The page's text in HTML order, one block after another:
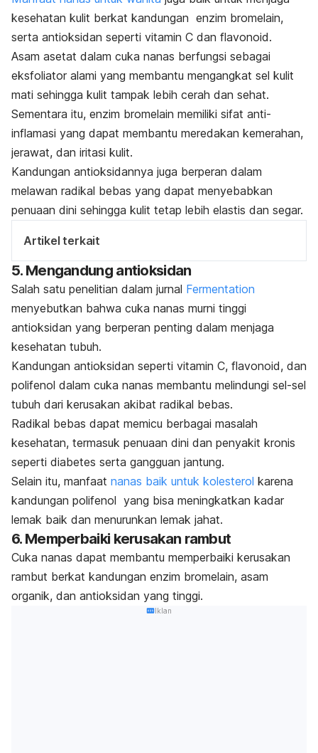
kesehatan kulit berkat kandungan enzim bromelain,
serta antioksidan seperti vitamin C dan flavonoid.
Asam asetat dalam cuka nanas berfungsi sebagai
eksfoliator alami yang membantu mengangkat sel kulit
mati sehingga kulit tampak lebih cerah dan sehat.
Sementara itu, enzim bromelain memiliki sifat anti-
inflamasi yang dapat membantu meredakan kemerahan,
jerawat, dan iritasi kulit.
Kandungan antioksidannya juga berperan dalam
melawan radikal bebas yang dapat menyebabkan
penuaan dini sehingga kulit tetap lebih elastis dan segar.
Artikel terkait
5. Mengandung antioksidan
Salah satu penelitian dalam jurnal Fermentation
menyebutkan bahwa cuka nanas murni tinggi
antioksidan yang berperan penting dalam menjaga
kesehatan tubuh.
Kandungan antioksidan seperti vitamin C, flavonoid, dan
polifenol dalam cuka nanas membantu melindungi sel-sel
tubuh dari kerusakan akibat radikal bebas.
Radikal bebas dapat memicu berbagai masalah
kesehatan, termasuk penuaan dini dan penyakit kronis
seperti diabetes serta gangguan jantung.
Selain itu, manfaat nanas baik untuk kolesterol karena
kandungan polifenol yang bisa meningkatkan kadar
lemak baik dan menurunkan lemak jahat.
6. Memperbaiki kerusakan rambut
Cuka nanas dapat membantu memperbaiki kerusakan
rambut berkat kandungan enzim bromelain, asam
organik, dan antioksidan yang tinggi.
Iklan